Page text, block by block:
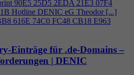
90E5 25D5 2EDA 21E3 07F4
Hotline DENIC eG Theodor [...]
616E 74C0 FC48 CB18 E963
Einträge für .de-Domains –
| DENIC